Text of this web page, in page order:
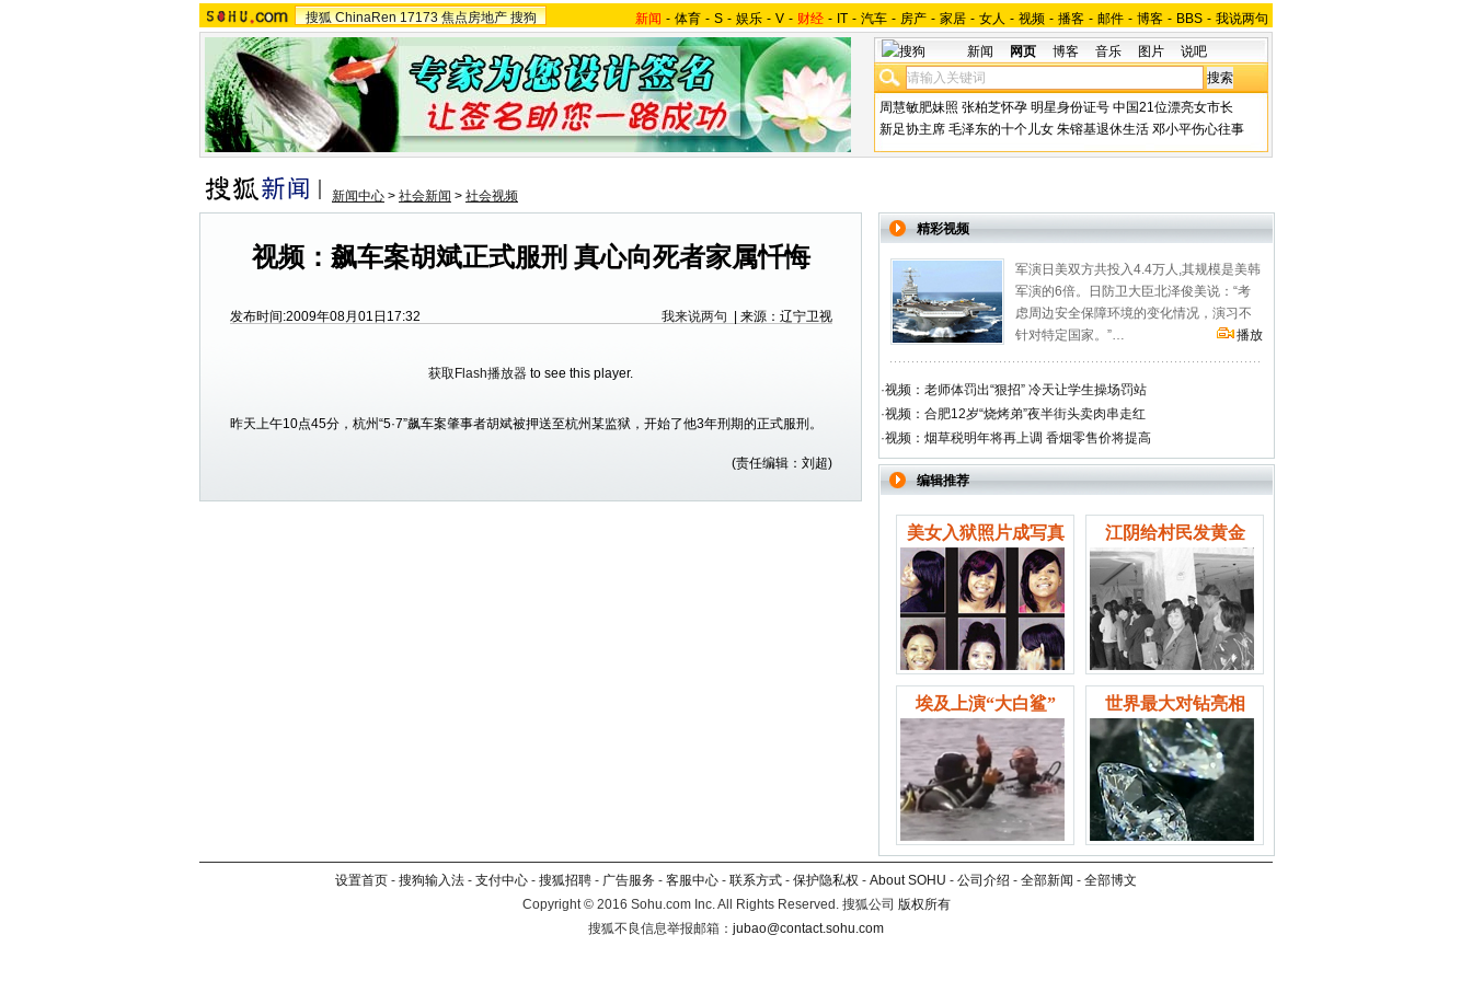
搜狐 ChinaRen 17173 焦点房地产 搜狗 新闻 - 体育 - S - 娱乐 - V - 财经 - IT - 汽车 - 房产 - 家居 - 女人 - 视频 - 播客 - 邮件 - 博客 - BBS - 我说两句
新闻 网页 博客 音乐 图片 说吧
周慧敏肥妹照 张柏芝怀孕 明星身份证号 中国21位漂亮女市长
新足协主席 毛泽东的十个儿女 朱镕基退休生活 邓小平伤心往事
新闻中心 > 社会新闻 > 社会视频
视频：飙车案胡斌正式服刑 真心向死者家属忏悔
发布时间:2009年08月01日17:32 我来说两句 | 来源：辽宁卫视
获取Flash播放器 to see this player.
昨天上午10点45分，杭州“5·7”飙车案肇事者胡斌被押送至杭州某监狱，开始了他3年刑期的正式服刑。
(责任编辑：刘超)
精彩视频
军演日美双方共投入4.4万人,其规模是美韩
军演的6倍。日防卫大臣北泽俊美说：“考
虑周边安全保障环境的变化情况，演习不
针对特定国家。”…
播放
·视频：老师体罚出“狠招” 冷天让学生操场罚站
·视频：合肥12岁“烧烤弟”夜半街头卖肉串走红
·视频：烟草税明年将再上调 香烟零售价将提高
编辑推荐
美女入狱照片成写真 江阴给村民发黄金
埃及上演“大白鲨” 世界最大对钻亮相
设置首页 - 搜狗输入法 - 支付中心 - 搜狐招聘 - 广告服务 - 客服中心 - 联系方式 - 保护隐私权 - About SOHU - 公司介绍 - 全部新闻 - 全部博文
Copyright©2016 Sohu.com Inc. All Rights Reserved. 搜狐公司 版权所有
搜狐不良信息举报邮箱： jubao@contact.sohu.com